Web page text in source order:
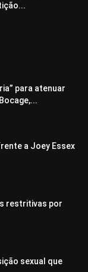
para atenuar
a Joey Essex
restritivas por
sexual que